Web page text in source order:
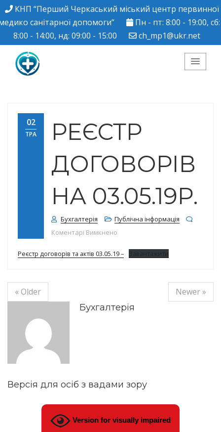
КНП “Перший Черкаський міський центр первинної
санітарної допомоги”
Пн - пт: 8:00 - 19:00, сб:
8:00 - 14:00, нд: 09:00 - 15:00
ch_mp1@ukr.net
Черкаський міський
центр ПМСД"
02
ТРА
РЕЄСТР
ДОГОВОРІВ
НА 03.05.19Р.
Бухгалтерія
Публічна інформація
Коментарі Вимкнено
Реєстр договорів та актів 03.05.19 – Завантажити
« Older
Newer »
Бухгалтерія
Версія для осіб з вадами зору
Version for visually impaired